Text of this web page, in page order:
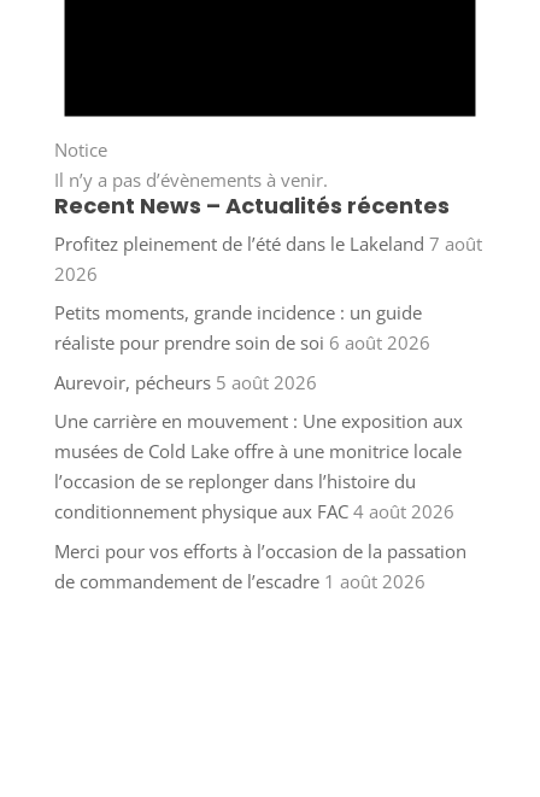
Notice
Il n’y a pas d’évènements à venir.
Recent News – Actualités récentes
Profitez pleinement de l’été dans le Lakeland 7 août
2026
Petits moments, grande incidence : un guide
réaliste pour prendre soin de soi 6 août 2026
Aurevoir, pécheurs 5 août 2026
Une carrière en mouvement : Une exposition aux
musées de Cold Lake offre à une monitrice locale
l’occasion de se replonger dans l’histoire du
conditionnement physique aux FAC 4 août 2026
Merci pour vos efforts à l’occasion de la passation
de commandement de l’escadre 1 août 2026